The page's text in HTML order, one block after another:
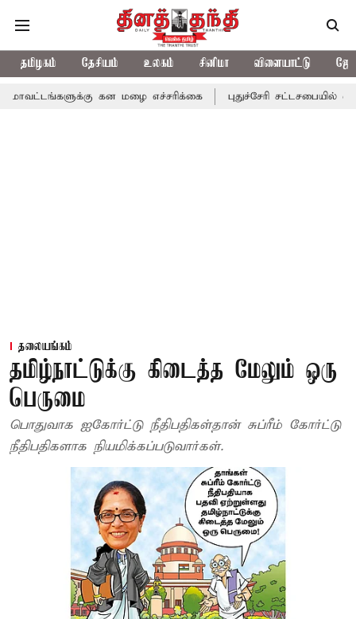
தமிழகம் தேசியம் உலகம் சினிமா விளையாட்டு
கன மழை எச்சரிக்கை புதுச்சேரி சட்டசபையில் வரும் 24ம்
தலையங்கம்
தமிழ்நாட்டுக்கு கிடைத்த மேலும் ஒரு
பெருமை
பொதுவாக ஐகோர்ட்டு நீதிபதிகள்தான் சுப்ரீம் கோர்ட்டு
நீதிபதிகளாக நியமிக்கப்படுவார்கள்.